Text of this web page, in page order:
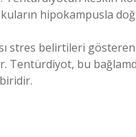
hipokampusla
stres belirtileri
Tentürdiyot, bu